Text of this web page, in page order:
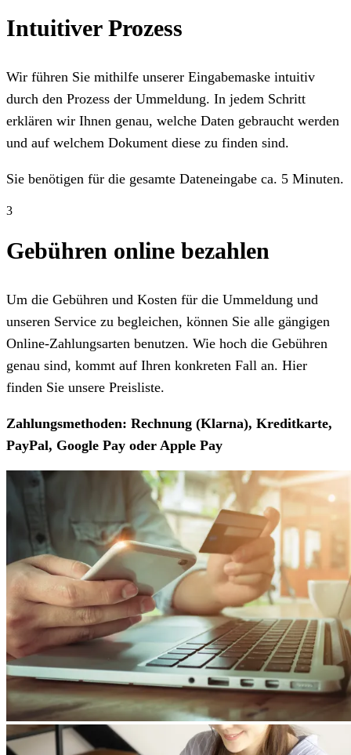
Intuitiver Prozess
Wir führen Sie mithilfe unserer Eingabemaske intuitiv
durch den Prozess der Ummeldung. In jedem Schritt
erklären wir Ihnen genau, welche Daten gebraucht werden
und auf welchem Dokument diese zu finden sind.
Sie benötigen für die gesamte Dateneingabe ca. 5 Minuten.
3
Gebühren online bezahlen
Um die Gebühren und Kosten für die Ummeldung und
unseren Service zu begleichen, können Sie alle gängigen
Online-Zahlungsarten benutzen. Wie hoch die Gebühren
genau sind, kommt auf Ihren konkreten Fall an. Hier
finden Sie unsere Preisliste.
Zahlungsmethoden: Rechnung (Klarna), Kreditkarte,
PayPal, Google Pay oder Apple Pay